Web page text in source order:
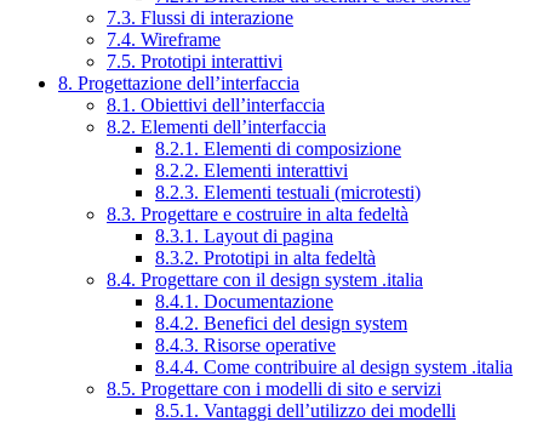
7.3. Flussi di interazione
7.4. Wireframe
7.5. Prototipi interattivi
8. Progettazione dell’interfaccia
8.1. Obiettivi dell’interfaccia
8.2. Elementi dell’interfaccia
8.2.1. Elementi di composizione
8.2.2. Elementi interattivi
8.2.3. Elementi testuali (microtesti)
8.3. Progettare e costruire in alta fedeltà
8.3.1. Layout di pagina
8.3.2. Prototipi in alta fedeltà
8.4. Progettare con il design system .italia
8.4.1. Documentazione
8.4.2. Benefici del design system
8.4.3. Risorse operative
8.4.4. Come contribuire al design system .italia
8.5. Progettare con i modelli di sito e servizi
8.5.1. Vantaggi dell’utilizzo dei modelli